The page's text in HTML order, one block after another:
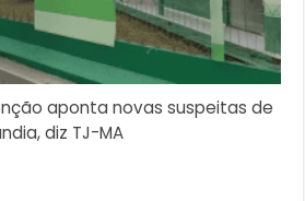
aponta novas suspeitas de
diz TJ-MA